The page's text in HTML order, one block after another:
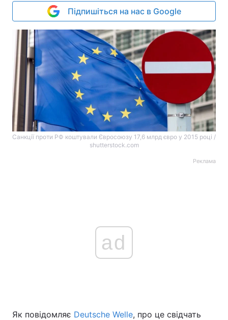
Підпишіться на нас в Google
Санкції проти РФ коштували Євросоюзу 17,6 млрд євро у 2015 році /
shutterstock.com
Реклама
ad
Як повідомляє Deutsche Welle, про це свідчать